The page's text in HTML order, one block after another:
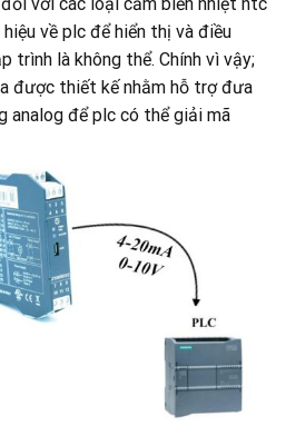
với các loại cảm biến nhiệt ntc
về plc để hiển thị và điều
trình là không thể. Chính vì vậy;
được thiết kế nhằm hỗ trợ đưa
analog để plc có thể giải mã